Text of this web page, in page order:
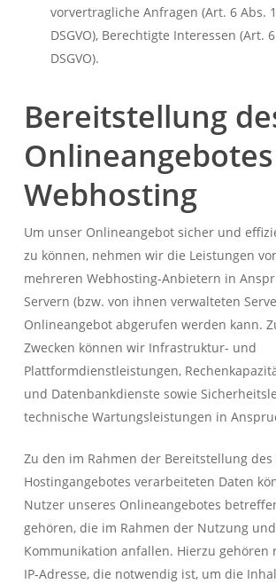
vorvertragliche Anfragen (Art. 6 Abs.
DSGVO), Berechtigte Interessen (Art.
DSGVO).
Bereitstellung
Webhosting
Um unser Onlineangebot sicher und
zu können, nehmen wir die Leistungen
mehreren Webhosting-Anbietern in
Servern (bzw. von ihnen verwalteten
Onlineangebot abgerufen werden kann.
Zwecken können wir Infrastruktur- und
Plattformdienstleistungen,
und Datenbankdienste sowie
technische Wartungsleistungen in
Zu den im Rahmen der Bereitstellung des
Hostingangebotes verarbeiteten Daten
Nutzer unseres Onlineangebotes
gehören, die im Rahmen der Nutzung
Kommunikation anfallen. Hierzu gehören
IP-Adresse, die notwendig ist, um die